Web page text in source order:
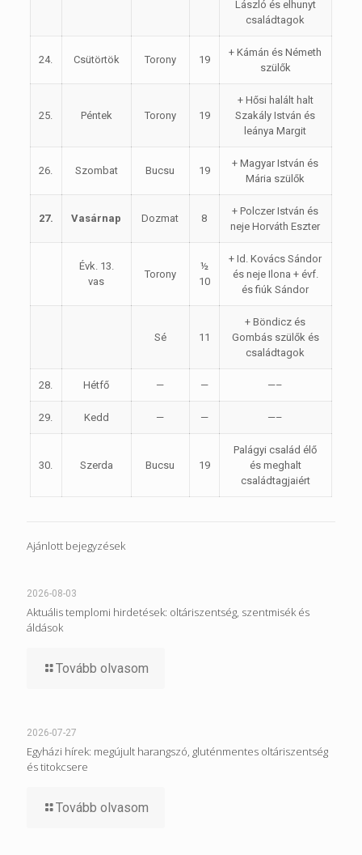
László és elhunyt
családtagok
24. Csütörtök Torony 19
+ Kámán és Németh
szülők
25. Péntek Torony 19
+ Hősi halált halt
Szakály István és
leánya Margit
26. Szombat Bucsu 19
+ Magyar István és
Mária szülők
27. Vasárnap Dozmat 8
+ Polczer István és
neje Horváth Eszter
Évk. 13.
vas
Torony
½
10
+ Id. Kovács Sándor
és neje Ilona + évf.
és fiúk Sándor
Sé 11
+ Böndicz és
Gombás szülők és
családtagok
28. Hétfő — — —–
29. Kedd — — —–
30. Szerda Bucsu 19
Palágyi család élő
és meghalt
családtagjaiért
Ajánlott bejegyzések
2026-08-03
Aktuális templomi hirdetések: oltáriszentség, szentmisék és
áldások
Tovább olvasom
2026-07-27
Egyházi hírek: megújult harangszó, gluténmentes oltáriszentség
és titokcsere
Tovább olvasom